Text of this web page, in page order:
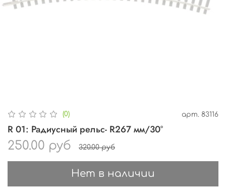
(0) арт. 83116
R 01: Радиусный рельс- R267 мм/30°
250.00 руб 320.00 руб
Нет в наличии